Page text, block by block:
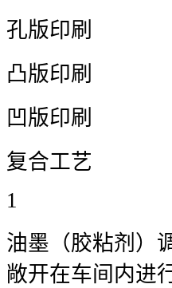
孔版印刷
凸版印刷
凹版印刷
复合工艺
1
油墨（胶粘剂）
敞开在车间内进